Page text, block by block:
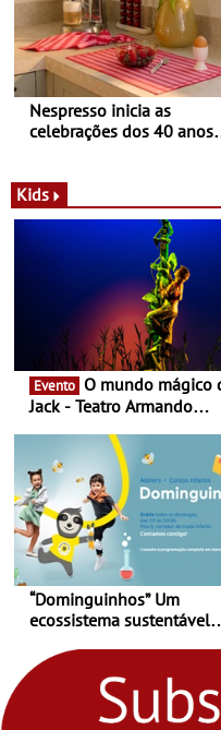
Nespresso inicia as
celebrações dos 40 anos
Novas - Edição limitada
Nespresso x Torres Novas
Kids
Evento
Jack - Teatro Armando
“Dominguinhos” Um
ecossistema sustentável
fores - Atelier de Educação
Ambiental nos
“Dominguinhos” de 23 de